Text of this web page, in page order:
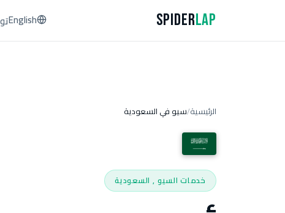
SpiderLap
English
الرئيسية/سيو في السعودية
خدمات السيو , السعودية